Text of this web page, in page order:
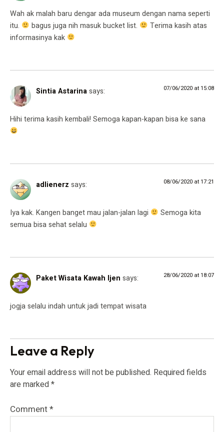
Wah ak malah baru dengar ada museum dengan nama seperti
itu.
bagus juga nih masuk bucket list.
Terima kasih atas
informasinya kak
Sintia Astarinasays: 07/06/2020 at 15:08
Hihi terima kasih kembali! Semoga kapan-kapan bisa ke sana
adlienerz says: 08/06/2020 at 17:21
Iya kak. Kangen banget mau jalan-jalan lagi
Semoga kita
semua bisa sehat selalu
Paket Wisata Kawah Ijen says: 28/06/2020 at 18:07
jogja selalu indah untuk jadi tempat wisata
Leave a Reply
Your email address will not be published. Required fields
are marked*
Comment*